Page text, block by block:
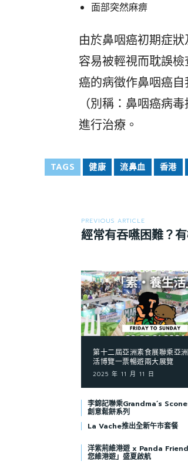
面部突然麻痹
由於鼻咽癌初期症
容易被輕視而耽誤
癌的病徵作鼻咽癌
（別稱：鼻咽癌病
進行治療。
TAGS 健康 流鼻血 香港
PREVIOUS ARTICLE
經常有吞嚥困難？
第十二屆亞洲素食展聯乘亞
活博覽一票暢遊兩大展覽
2025 年 11 月 11 日
李錦記聯乘Grandma’s
創意鬆餅系列
La Vache推出全新午市套餐
洋紫荊維港遊 x Panda
您維港遊」盛夏啟航